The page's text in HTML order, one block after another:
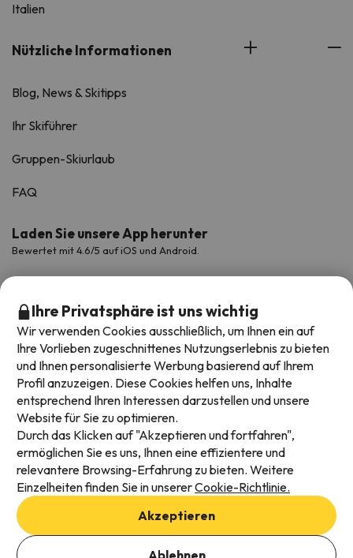
Daten hinzufügen, um Verfügbarkeit zu prüfen
Italien
Nützliche Informationen
Blog, News & Skitipps
Ihr Skiführer
Gruppen-Skiurlaub
FAQ
Laden Sie unsere App herunter
Bewertet mit 4.6/5 auf iOS und Android.
Verfügbare Zahlungsarten
Impressum und AGBs
Datenschutz
Cookies Richtlinien
Ihre Privatsphäre ist uns wichtig
Wir verwenden Cookies ausschließlich, um Ihnen ein auf
Ihre Vorlieben zugeschnittenes Nutzungserlebnis zu bieten
und Ihnen personalisierte Werbung basierend auf Ihrem
Profil anzuzeigen. Diese Cookies helfen uns, Inhalte
entsprechend Ihren Interessen darzustellen und unsere
Website für Sie zu optimieren.
Durch das Klicken auf "Akzeptieren und fortfahren",
ermöglichen Sie es uns, Ihnen eine effizientere und
relevantere Browsing-Erfahrung zu bieten. Weitere
Einzelheiten finden Sie in unsererCookie-Richtlinie.
Akzeptieren
Ablehnen